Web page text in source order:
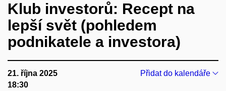
Klub investorů: Recept na
lepší svět (pohledem
podnikatele a investora)
21. října 2025
18:30
Přidat do kalendáře